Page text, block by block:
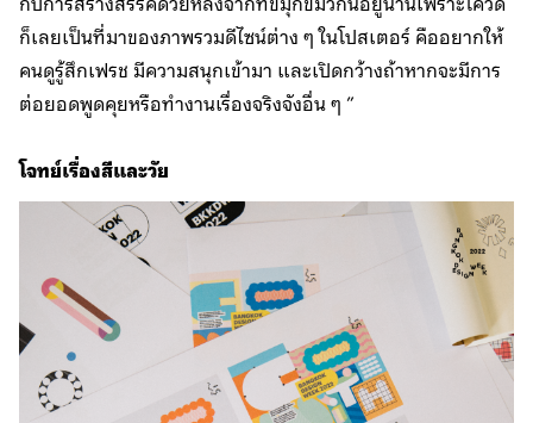
ก็เลยเป็นที่มาของภาพรวมดีไซน์ต่าง ๆ ในโปสเตอร์ คืออยากให้
คนดูรู้สึกเฟรช มีความสนุกเข้ามา และเปิดกว้างถ้าหากจะมีการ
ต่อยอดพูดคุยหรือทำงานเรื่องจริงจังอื่น ๆ ”
โจทย์เรื่องสีและวัย